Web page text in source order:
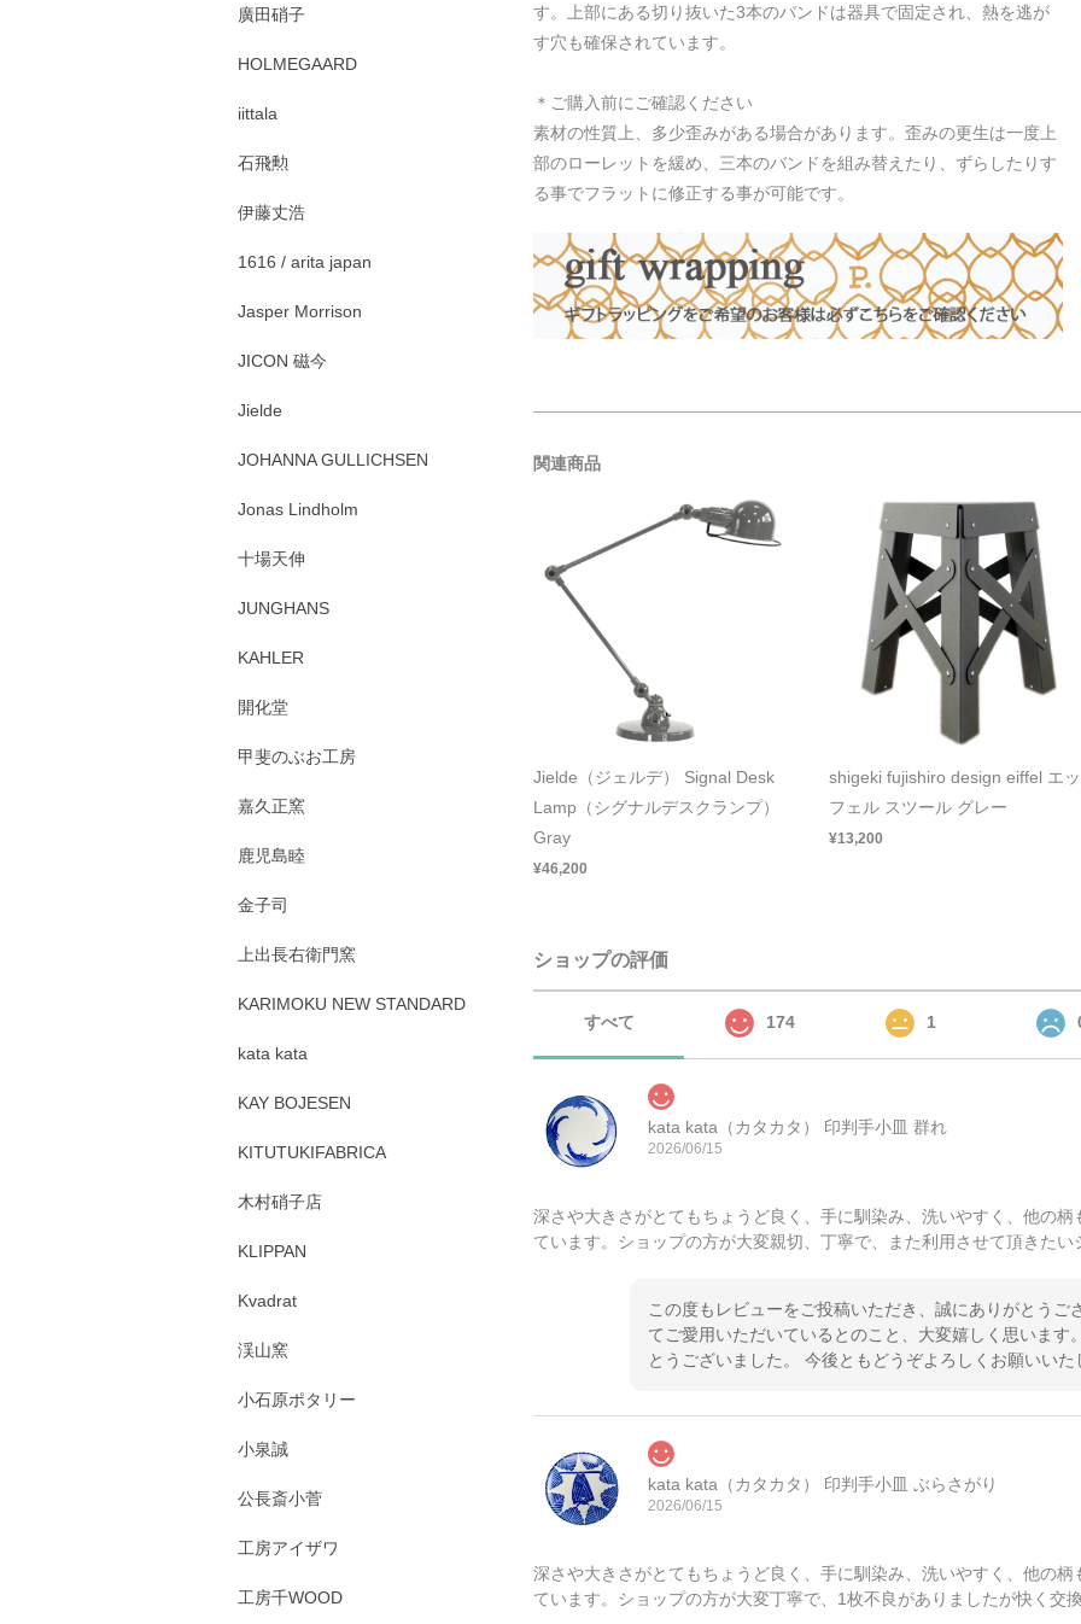
す。上部にある切り抜いた3本のバンドは器具で固定され、熱を逃が
す穴も確保されています。
＊ご購入前にご確認ください
素材の性質上、多少歪みがある場合があります。歪みの更生は一度上
部のローレットを緩め、三本のバンドを組み替えたり、ずらしたりす
る事でフラットに修正する事が可能です。
関連商品
Jielde（ジェルデ） Signal Desk
Lamp（シグナルデスクランプ）
Gray
¥46,200
shigeki fujishiro design eiffel エッ
フェル スツール グレー
¥13,200
ショップの評価
すべて 174 1
kata kata（カタカタ） 印判手小皿 群れ
2026/06/15
深さや大きさがとてもちょうど良く、手に馴染み、洗いやすく、他の
ています。ショップの方が大変親切、丁寧で、また利用させて頂きたい
この度もレビューをご投稿いただき、誠にありがとうご
てご愛用いただいているとのこと、大変嬉しく思います
とうございました。 今後ともどうぞよろしくお願いいた
kata kata（カタカタ） 印判手小皿 ぶらさがり
2026/06/15
深さや大きさがとてもちょうど良く、手に馴染み、洗いやすく、他の
ています。ショップの方が大変丁寧で、1枚不良がありましたが快く交
廣田硝子
HOLMEGAARD
iittala
石飛勲
伊藤丈浩
1616 / arita japan
Jasper Morrison
JICON 磁今
Jielde
JOHANNA GULLICHSEN
Jonas Lindholm
十場天伸
JUNGHANS
KAHLER
開化堂
甲斐のぶお工房
嘉久正窯
鹿児島睦
金子司
上出長右衛門窯
KARIMOKU NEW STANDARD
kata kata
KAY BOJESEN
KITUTUKIFABRICA
木村硝子店
KLIPPAN
Kvadrat
渓山窯
小石原ポタリー
小泉誠
公長斎小菅
工房アイザワ
工房千WOOD